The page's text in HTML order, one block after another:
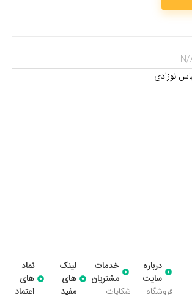
نوزادی
درباره
سایت
فروشگاه
خدمات
مشتریان
شکایات
لینک
های
مفید
نماد
های
اعتماد